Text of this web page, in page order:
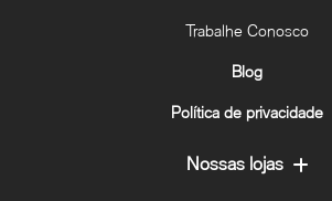
Trabalhe Conosco
Blog
Política de privacidade
Nossas lojas